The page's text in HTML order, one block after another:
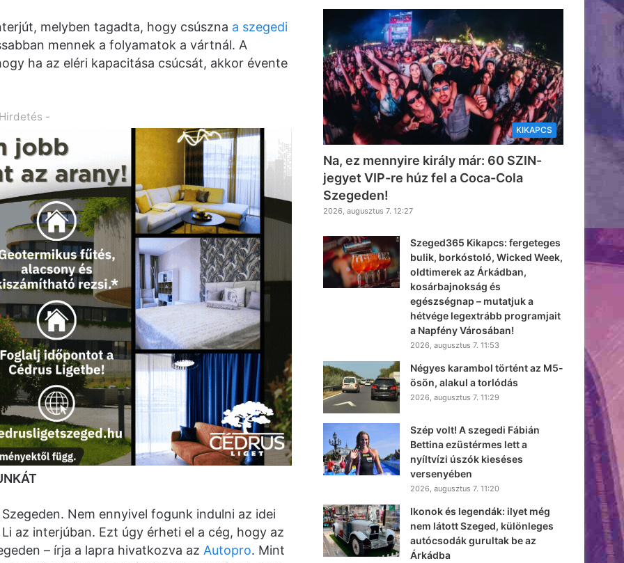
melyben tagadta, hogy csúszna a szegedi
mennek a folyamatok a vártnál. A
ha az eléri kapacitása csúcsát, akkor évente
-
Nem ennyivel fogunk indulni az idei
az interjúban. Ezt úgy érheti el a cég, hogy az
– írja a lapra hivatkozva az Autopro. Mint
KIKAPCS
Na, ez mennyire király már: 60 SZIN-
jegyet VIP-re húz fel a Coca-Cola
Szegeden!
2026, augusztus 7. 12:27
Szeged365 Kikapcs: fergeteges
bulik, borkóstoló, Wicked Week,
oldtimerek az Árkádban,
kosárbajnokság és
egészségnap – mutatjuk a
hétvége legextrább programjait
a Napfény Városában!
2026, augusztus 7. 11:53
Négyes karambol történt az M5-
ösön, alakul a torlódás
2026, augusztus 7. 11:29
Szép volt! A szegedi Fábián
Bettina ezüstérmes lett a
nyíltvízi úszók kieséses
versenyében
2026, augusztus 7. 11:20
Ikonok és legendák: ilyet még
nem látott Szeged, különleges
autócsodák gurultak be az
Árkádba